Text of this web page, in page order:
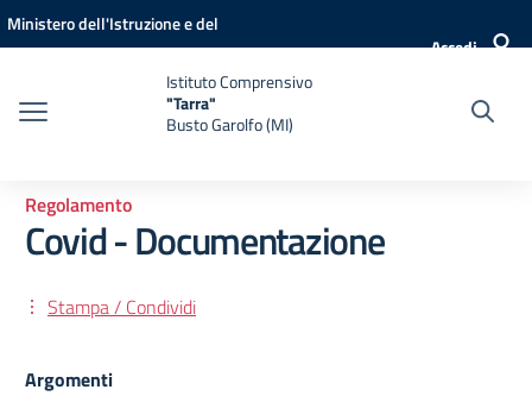
Vai ai contenuti
Vai al menu di navigazione
Vai al footer
Ministero dell'Istruzione e del
Accedi
Istituto Comprensivo
"Tarra"
Busto Garolfo (MI)
Regolamento
Covid - Documentazione
Stampa / Condividi
Argomenti